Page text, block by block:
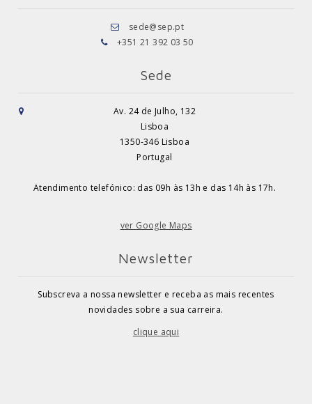
sede@sep.pt
+351 21 392 03 50
Sede
Av. 24 de Julho, 132
Lisboa
1350-346 Lisboa
Portugal
Atendimento telefónico: das 09h às 13h e das 14h às 17h.
ver Google Maps
Newsletter
Subscreva a nossa newsletter e receba as mais recentes
novidades sobre a sua carreira.
clique aqui